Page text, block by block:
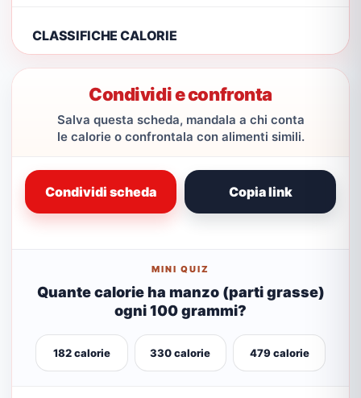
CLASSIFICHE CALORIE
Condividi e confronta
Salva questa scheda, mandala a chi conta
le calorie o confrontala con alimenti simili.
Condividi scheda Copia link
MINI QUIZ
Quante calorie ha manzo (parti grasse)
ogni 100 grammi?
182 calorie 330 calorie 479 calorie